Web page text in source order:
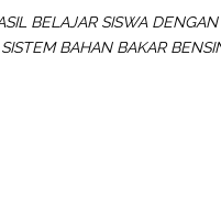
BELAJAR SISWA
BAHAN BAKAR